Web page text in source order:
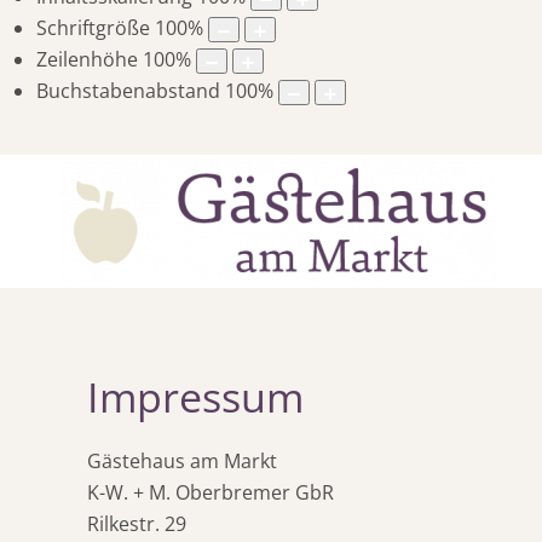
Schriftgröße 100%
Zeilenhöhe 100%
Buchstabenabstand 100%
Impressum
Gästehaus am Markt
K-W. + M. Oberbremer GbR
Rilkestr. 29